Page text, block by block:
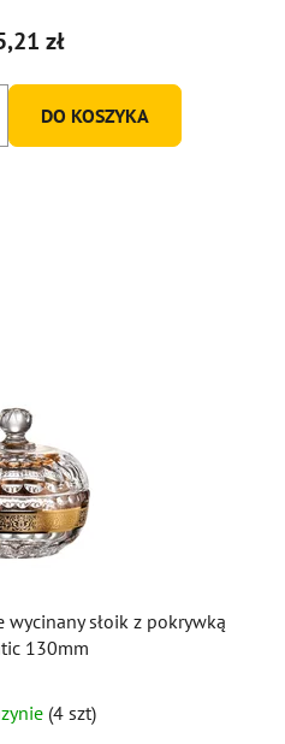
zł
DO KOSZYKA
wycinany słoik z pokrywką
130mm
(4 szt)